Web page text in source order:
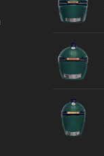
Huidige